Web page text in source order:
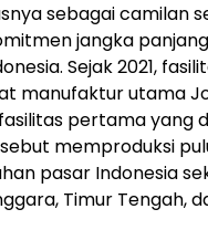
sebagai camilan
jangka
Sejak 2021,
manufaktur utama
pertama yang
memproduksi
pasar Indonesia
Timur Tengah,